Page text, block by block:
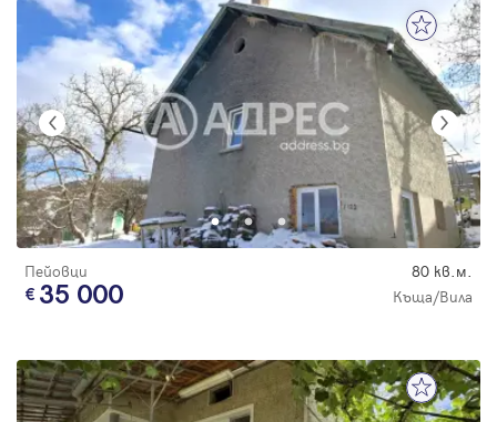
Пейовци 80 кв.м.
35 000 Къща/Вила